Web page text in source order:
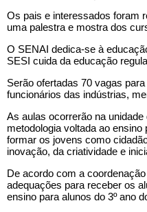
Os pais e interessados foram
uma palestra e mostra dos
O SENAI dedica-se à
SESI cuida da educação
Serão ofertadas 70 vagas
funcionários das indústrias,
As aulas ocorrerão na
metodologia voltada ao
formar os jovens como
inovação, da criatividade e
De acordo com a
adequações para receber os
ensino para alunos do 3º ano